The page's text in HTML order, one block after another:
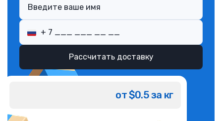
Рассчитать доставку
от $0.5 за кг